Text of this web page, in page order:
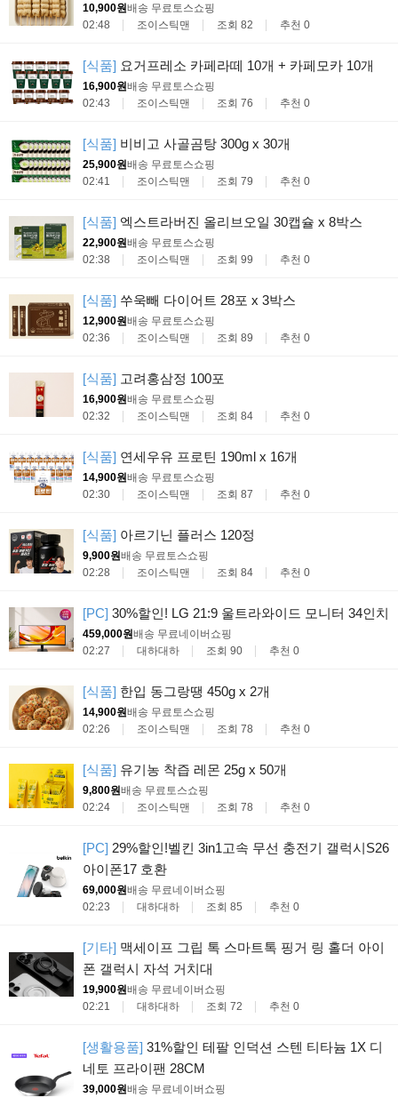
10,900원배송 무료 토스쇼핑
02:48
조이스틱맨 조회 82 추천 0
[식품] 요거프레소 카페라떼 10개 + 카페모카 10개
16,900원배송 무료 토스쇼핑
02:43
조이스틱맨 조회 76 추천 0
[식품] 비비고 사골곰탕 300g x 30개
25,900원배송 무료 토스쇼핑
02:41
조이스틱맨 조회 79 추천 0
[식품] 엑스트라버진 올리브오일 30캡슐 x 8박스
22,900원배송 무료 토스쇼핑
02:38
조이스틱맨 조회 99 추천 0
[식품] 쑤욱빼 다이어트 28포 x 3박스
12,900원배송 무료 토스쇼핑
02:36
조이스틱맨 조회 89 추천 0
[식품] 고려홍삼정 100포
16,900원배송 무료 토스쇼핑
02:32
조이스틱맨 조회 84 추천 0
[식품] 연세우유 프로틴 190ml x 16개
14,900원배송 무료 토스쇼핑
02:30
조이스틱맨 조회 87 추천 0
[식품] 아르기닌 플러스 120정
9,900원배송 무료 토스쇼핑
02:28
조이스틱맨 조회 84 추천 0
[PC] 30%할인! LG 21:9 울트라와이드 모니터 34인치
459,000원배송 무료네이버쇼핑
02:27
대하대하 조회 90 추천 0
[식품] 한입 동그랑땡 450g x 2개
14,900원배송 무료 토스쇼핑
02:26
조이스틱맨 조회 78 추천 0
[식품] 유기농 착즙 레몬 25g x 50개
9,800원배송 무료 토스쇼핑
02:24
조이스틱맨 조회 78 추천 0
[PC] 29%할인!벨킨 3in1고속 무선 충전기 갤럭시S26
아이폰17 호환
69,000원배송 무료네이버쇼핑
02:23
대하대하 조회 85 추천 0
[기타] 맥세이프 그립 톡 스마트톡 핑거 링 홀더 아이
폰 갤럭시 자석 거치대
19,900원배송 무료네이버쇼핑
02:21
대하대하 조회 72 추천 0
[생활용품] 31%할인 테팔 인덕션 스텐 티타늄 1X 디
네토 프라이팬 28CM
39,000원배송 무료네이버쇼핑